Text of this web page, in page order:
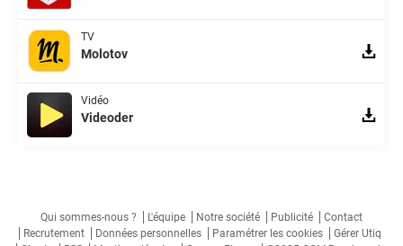
TV
Molotov
Vidéo
Videoder
Qui sommes-nous ? L'équipe Notre société Publicité
Contact
Recrutement
Données personnelles Paramétrer les cookies
Gérer Utiq